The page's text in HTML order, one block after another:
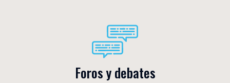
Foros y debates